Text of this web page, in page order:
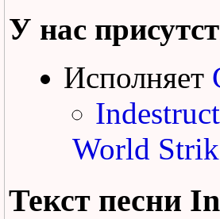
У нас
Исполняет
World
Текст песни